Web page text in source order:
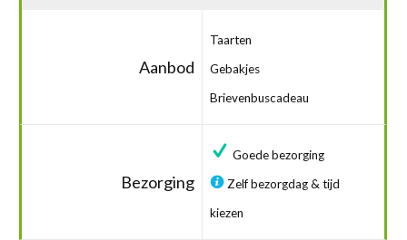
Aanbod
Taarten
Gebakjes
Brievenbuscadeau
Bezorging
Goede bezorging
Zelf bezorgdag & tijd
kiezen